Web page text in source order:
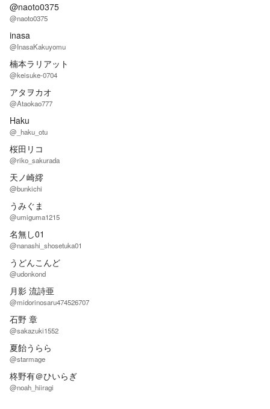
@naoto0375
@naoto0375
inasa
@InasaKakuyomu
楠本ラリアット
@keisuke-0704
アタヲカオ
@Ataokao777
Haku
@_haku_otu
桜田リコ
@riko_sakurada
天ノ崎䌢
@bunkichi
うみぐま
@umiguma1215
名無し01
@nanashi_shosetuka01
うどんこんど
@udonkond
月影 流詩亜
@midorinosaru474526707
石野 章
@sakazuki1552
夏飴うらら
@starmage
柊野有＠ひいらぎ
@noah_hiiragi